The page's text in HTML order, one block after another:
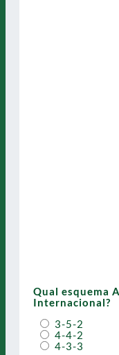
Qual esquema
Internacional?
3-5-2
4-4-2
4-3-3